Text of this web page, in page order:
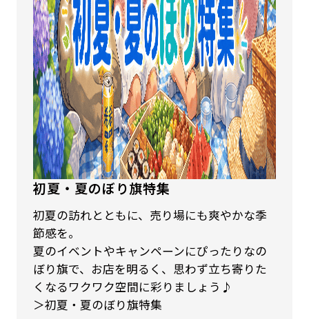
初夏・夏のぼり旗特集
初夏の訪れとともに、売り場にも爽やかな季
節感を。
夏のイベントやキャンペーンにぴったりなの
ぼり旗で、お店を明るく、思わず立ち寄りた
くなるワクワク空間に彩りましょう♪
＞初夏・夏のぼり旗特集